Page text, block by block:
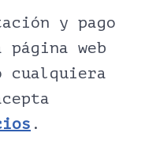
y pago
web
cualquiera
.